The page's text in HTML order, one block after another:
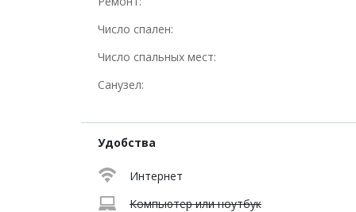
Число спален:
Число спальных мест:
Санузел:
Удобства
Интернет
Компьютер или ноутбук